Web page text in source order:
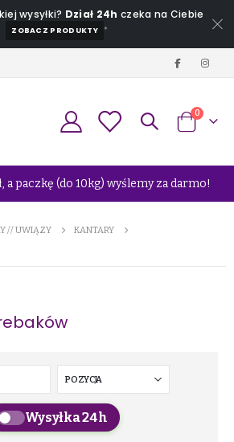
wysyłki? Dział 24h czeka na Ciebie
ZOBACZ PRODUKTY *
Koszyk
0
a paczkę (do 10kg) wyślemy za darmo!
// UWIĄZY
KANTARY
Wysyłka 24h